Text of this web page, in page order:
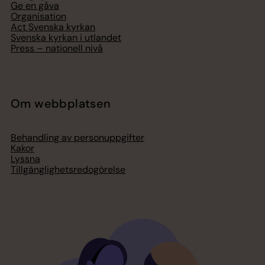
Ge en gåva
Organisation
Act Svenska kyrkan
Svenska kyrkan i utlandet
Press – nationell nivå
Om webbplatsen
Behandling av personuppgifter
Kakor
Lyssna
Tillgänglighetsredogörelse